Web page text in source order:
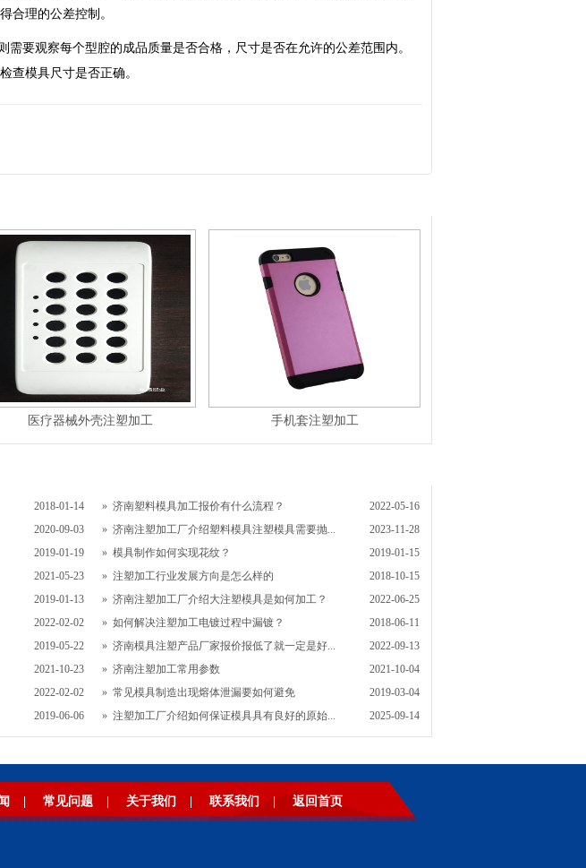
合理的公差控制。
需要观察每个型腔的成品质量是否合格，尺寸是否在允许的公差范围内。
查模具尺寸是否正确。
医疗器械外壳注塑加工 手机套注塑加工
2018-01-14 2022-05-16
» 济南塑料模具加工报价有什么流程？
2020-09-03
2023-11-28
» 济南注塑加工厂介绍塑料模具注塑模具需要抛...
2019-01-19
2019-01-15
» 模具制作如何实现花纹？
2021-05-23
2018-10-15
» 注塑加工行业发展方向是怎么样的
2019-01-13
2022-06-25
» 济南注塑加工厂介绍大注塑模具是如何加工？
2022-02-02
2018-06-11
» 如何解决注塑加工电镀过程中漏镀？
2019-05-22
2022-09-13
» 济南模具注塑产品厂家报价报低了就一定是好...
2021-10-23
2021-10-04
» 济南注塑加工常用参数
2022-02-02
2019-03-04
» 常见模具制造出现熔体泄漏要如何避免
2019-06-06
2025-09-14
» 注塑加工厂介绍如何保证模具具有良好的原始...
常见问题 关于我们 联系我们 返回首页